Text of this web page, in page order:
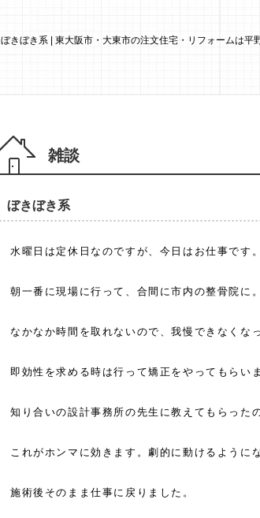
ぼきぼき系 | 東大阪市・大東市の注文住宅・リフォームは平
雑談
ぼきぼき系
水曜日は定休日なのですが、今日はお仕事です。
朝一番に現場に行って、合間に市内の整骨院に。
なかなか時間を取れないので、我慢できなくな
即効性を求める時は行って矯正をやってもらい
知り合いの設計事務所の先生に教えてもらった
これがホンマに効きます。劇的に動けるように
施術後そのまま仕事に戻りました。